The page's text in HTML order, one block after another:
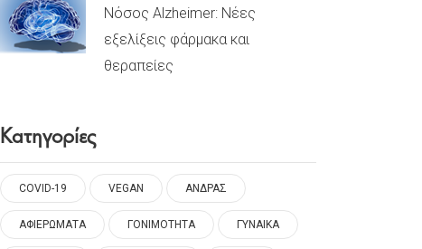
Νόσος Alzheimer: Νέες
εξελίξεις φάρμακα και
θεραπείες
Κατηγορίες
COVID-19 VEGAN ΑΝΔΡΑΣ
ΑΦΙΕΡΩΜΑΤΑ ΓΟΝΙΜΟΤΗΤΑ ΓΥΝΑΙΚΑ